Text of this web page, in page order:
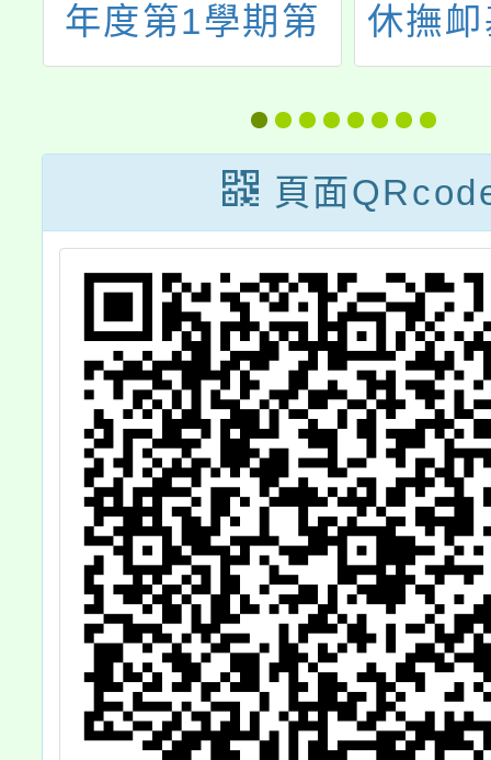
年度第1學期第
7~12次代理
（課）教師甄選
簡章（1次公告
分次招考）
休撫
局（
管局
年7月
戶退
制度
「個
「自
片、
海報
頁面